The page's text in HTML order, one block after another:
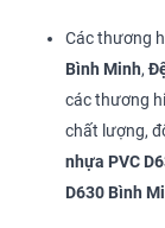
Các thương
Bình Minh,
các thương
chất lượng,
nhựa PVC
D630 Bình